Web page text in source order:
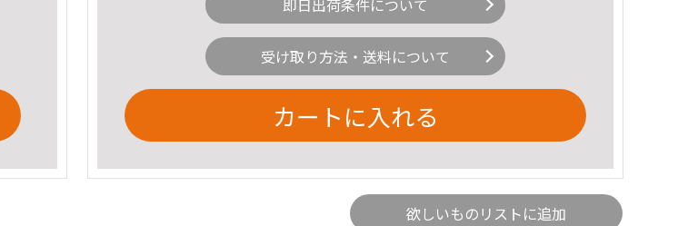
即日出荷条件について
受け取り方法・送料について
カートに入れる
欲しいものリストに追加